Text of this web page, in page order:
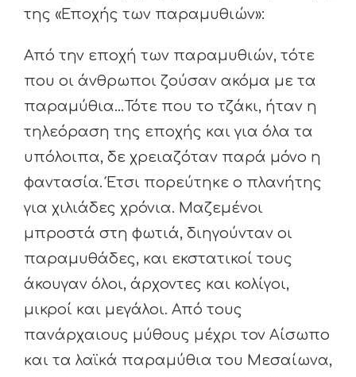
της «Εποχής των παραμυθιών»:
Από την εποχή των παραμυθιών, τότε
που οι άνθρωποι ζούσαν ακόμα με τα
παραμύθια…Τότε που το τζάκι, ήταν η
τηλεόραση της εποχής και για όλα τα
υπόλοιπα, δε χρειαζόταν παρά μόνο η
φαντασία. Έτσι πορεύτηκε ο πλανήτης
για χιλιάδες χρόνια. Μαζεμένοι
μπροστά στη φωτιά, διηγούνταν οι
παραμυθάδες, και εκστατικοί τους
άκουγαν όλοι, άρχοντες και κολίγοι,
μικροί και μεγάλοι. Από τους
πανάρχαιους μύθους μέχρι τον Αίσωπο
και τα λαϊκά παραμύθια του Μεσαίωνα,